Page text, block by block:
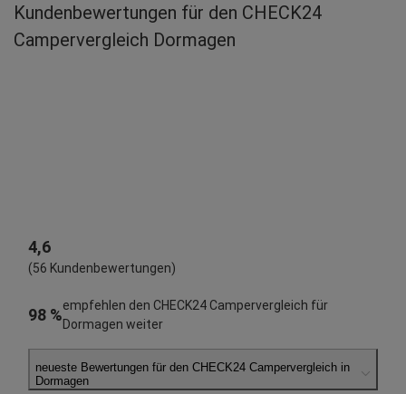
Kundenbewertungen für den CHECK24
Campervergleich Dormagen
4,6
(56 Kundenbewertungen)
98 %
empfehlen den CHECK24 Campervergleich für
Dormagen weiter
neueste Bewertungen für den CHECK24 Campervergleich in
Dormagen